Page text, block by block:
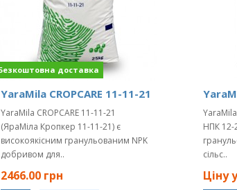
YaraMila CROPCARE 11-11-21
YaraMila CROPCARE 11-11-21
(ЯраМіла Кропкер 11-11-21) є
високоякісним гранульованим NPK
добривом для..
2466.00 грн
НПК 12-
сільс..
Ціну